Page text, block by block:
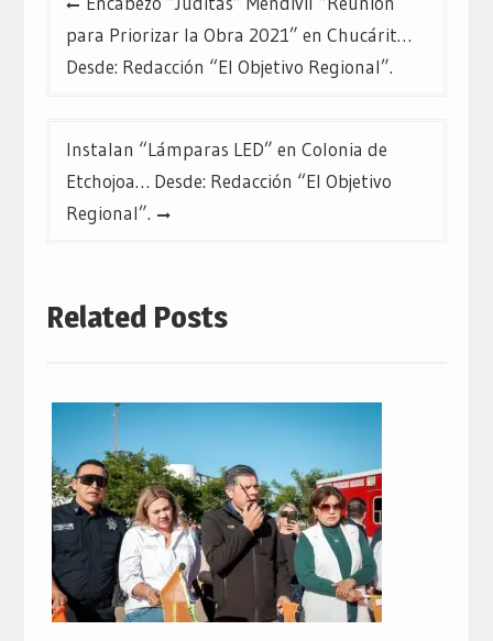
entradas
para Priorizar la Obra 2021” en Chucárit…
Desde: Redacción “El Objetivo Regional”.
Instalan “Lámparas LED” en Colonia de
Etchojoa… Desde: Redacción “El Objetivo
Regional”.
Related Posts